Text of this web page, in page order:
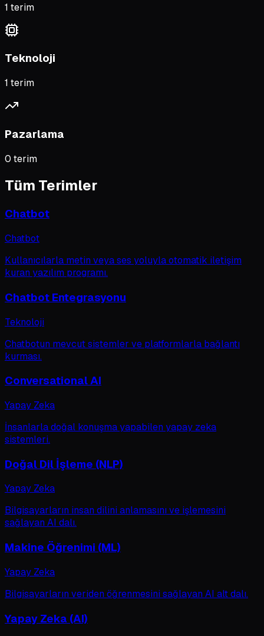
1 terim
Teknoloji
1 terim
Pazarlama
0 terim
Tüm Terimler
Chatbot
Chatbot
Kullanıcılarla metin veya ses yoluyla otomatik iletişim
kuran yazılım programı.
Chatbot Entegrasyonu
Teknoloji
Chatbotun mevcut sistemler ve platformlarla bağlantı
kurması.
Conversational AI
Yapay Zeka
İnsanlarla doğal konuşma yapabilen yapay zeka
sistemleri.
Doğal Dil İşleme (NLP)
Yapay Zeka
Bilgisayarların insan dilini anlamasını ve işlemesini
sağlayan AI dalı.
Makine Öğrenimi (ML)
Yapay Zeka
Bilgisayarların veriden öğrenmesini sağlayan AI alt dalı.
Yapay Zeka (AI)